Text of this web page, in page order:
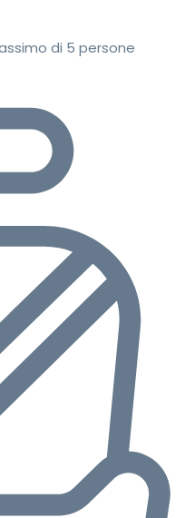
di 5 persone